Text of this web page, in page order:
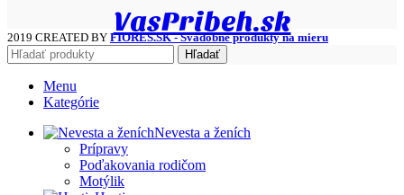
VasPribeh.sk
2019 CREATED BY FIORES.SK - Svadobné produkty na mieru
Hľadať
Menu
Kategórie
Nevesta a ženích
Prípravy
Poďakovania rodičom
Motýlik